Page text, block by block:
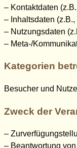
– Kontaktdaten
– Inhaltsdaten
– Nutzungsdaten
– Meta-/
Kategorien
Besucher und
Zweck der
–
– Beantwortung